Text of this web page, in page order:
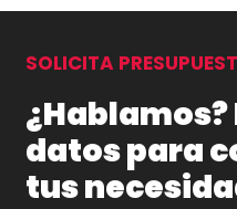
SOLICITA
datos para
tus